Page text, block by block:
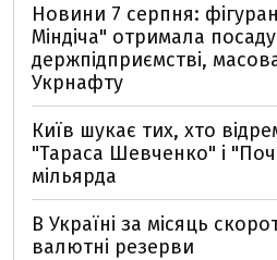
Новини 7 серпня:
Міндіча" отримала
держпідприємстві,
Укрнафту
Київ шукає тих, хто
"Тараса Шевченко" і
мільярда
В Україні за місяць
валютні резерви